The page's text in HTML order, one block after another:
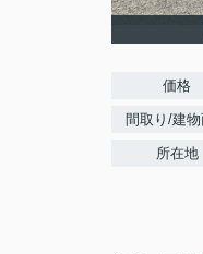
価格
間取り/建
所在地